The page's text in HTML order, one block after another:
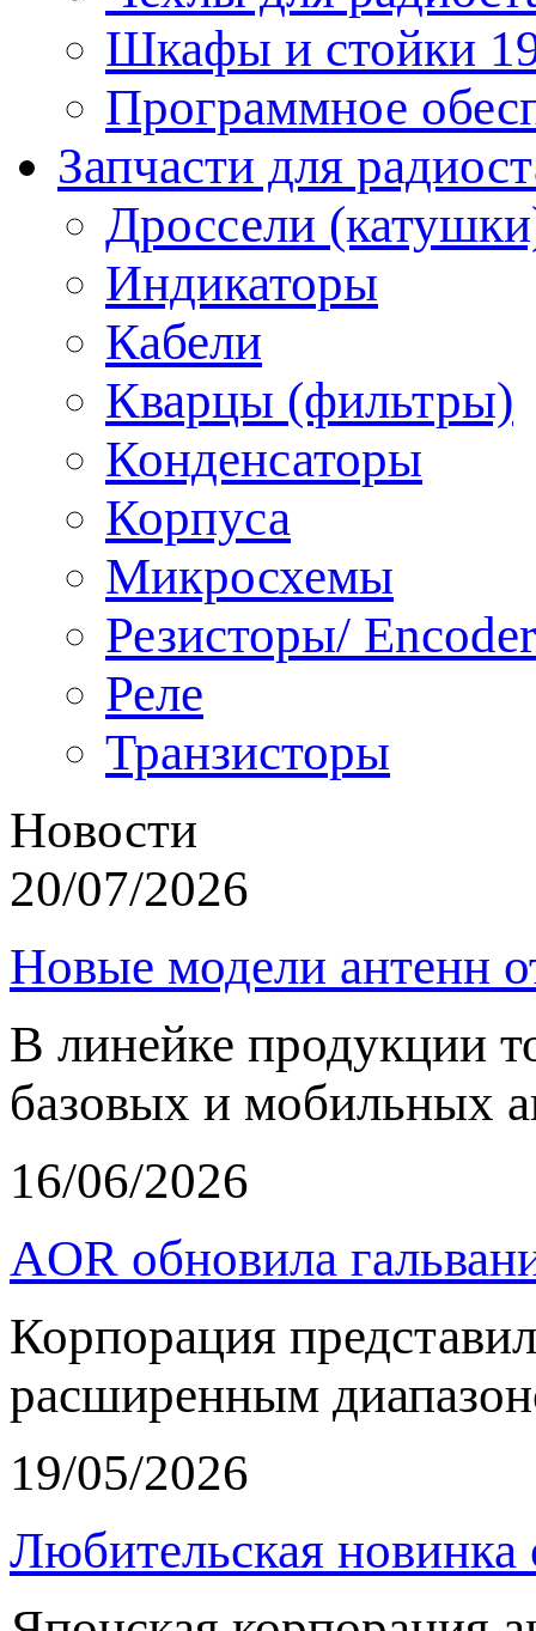
Шкафы и стойки
Программное
Запчасти для
Дроссели
Индикаторы
Кабели
Кварцы (фильтры)
Конденсаторы
Корпуса
Микросхемы
Резисторы/ Encoder
Реле
Транзисторы
Новости
20/07/2026
Новые модели антенн
В линейке продукции
базовых и мобильных
16/06/2026
AOR обновила
Корпорация
расширенным
19/05/2026
Любительская новинка